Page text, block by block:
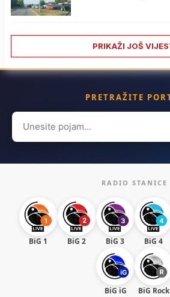
PRIKAŽI JOŠ
PRETRAŽITE
Search
for:
RADIO STANICE
BiG 1 BiG 2 BiG 3 BiG 4
BiG iG BiG Rock